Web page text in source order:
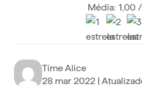
Média: 1,00
Time Alice
28 mar 2022 |